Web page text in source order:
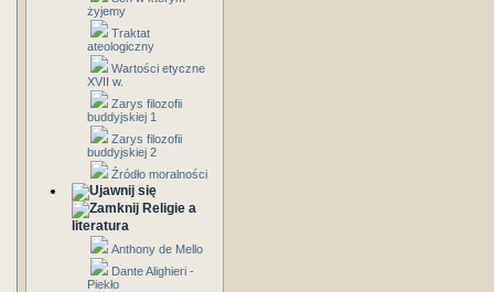
żyjemy
Traktat
ateologiczny
Wartości etyczne
XVII w.
Zarys filozofii
buddyjskiej 1
Zarys filozofii
buddyjskiej 2
Źródło moralności
Religie a
literatura
Anthony de Mello
Dante Alighieri -
Piekło